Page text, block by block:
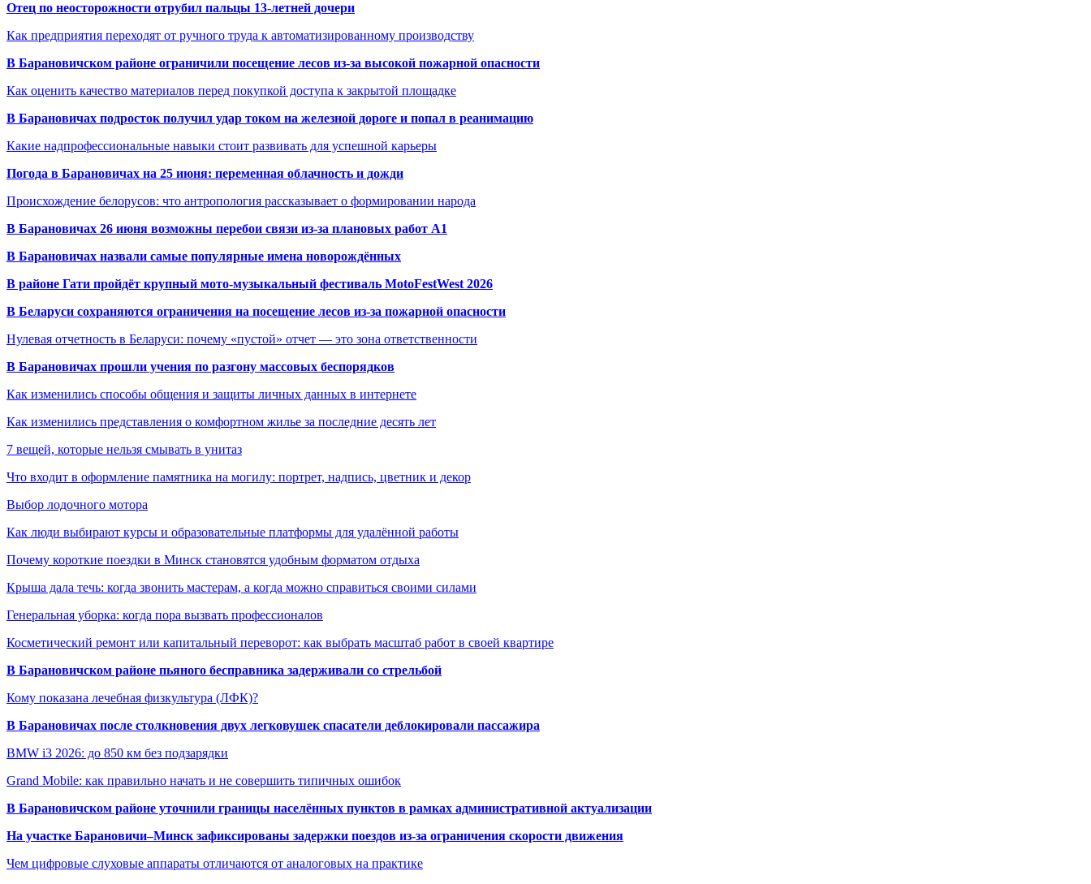
Отец по неосторожности отрубил пальцы 13-летней дочери
Как предприятия переходят от ручного труда к автоматизированному производству
В Барановичском районе ограничили посещение лесов из-за высокой пожарной опасности
Как оценить качество материалов перед покупкой доступа к закрытой площадке
В Барановичах подросток получил удар током на железной дороге и попал в реанимацию
Какие надпрофессиональные навыки стоит развивать для успешной карьеры
Погода в Барановичах на 25 июня: переменная облачность и дожди
Происхождение белорусов: что антропология рассказывает о формировании народа
В Барановичах 26 июня возможны перебои связи из-за плановых работ A1
В Барановичах назвали самые популярные имена новорождённых
В районе Гати пройдёт крупный мото-музыкальный фестиваль MotoFestWest 2026
В Беларуси сохраняются ограничения на посещение лесов из-за пожарной опасности
Нулевая отчетность в Беларуси: почему «пустой» отчет — это зона ответственности
В Барановичах прошли учения по разгону массовых беспорядков
Как изменились способы общения и защиты личных данных в интернете
Как изменились представления о комфортном жилье за последние десять лет
7 вещей, которые нельзя смывать в унитаз
Что входит в оформление памятника на могилу: портрет, надпись, цветник и декор
Выбор лодочного мотора
Как люди выбирают курсы и образовательные платформы для удалённой работы
Почему короткие поездки в Минск становятся удобным форматом отдыха
Крыша дала течь: когда звонить мастерам, а когда можно справиться своими силами
Генеральная уборка: когда пора вызвать профессионалов
Косметический ремонт или капитальный переворот: как выбрать масштаб работ в своей квартире
В Барановичском районе пьяного бесправника задерживали со стрельбой
Кому показана лечебная физкультура (ЛФК)?
В Барановичах после столкновения двух легковушек спасатели деблокировали пассажира
BMW i3 2026: до 850 км без подзарядки
Grand Mobile: как правильно начать и не совершить типичных ошибок
В Барановичском районе уточнили границы населённых пунктов в рамках административной актуализации
На участке Барановичи–Минск зафиксированы задержки поездов из-за ограничения скорости движения
Чем цифровые слуховые аппараты отличаются от аналоговых на практике